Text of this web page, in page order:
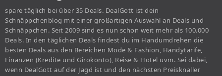
spare täglich bei über 35 Deals. DealGott ist dein
Schnäppchenblog mit einer großartigen Auswahl an Deals und
Schnäppchen. Seit 2009 sind es nun schon weit mehr als 100.000
Deals. In den täglichen Deals findest du im Handumdrehen die
besten Deals aus den Bereichen Mode & Fashion, Handytarife,
Finanzen (Kredite und Girokonto), Reise & Hotel uvm. Sei dabei,
wenn DealGott auf der Jagd ist und den nächsten Preisknaller